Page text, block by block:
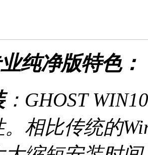
纯净版特色：
：GHOST
相比传统的